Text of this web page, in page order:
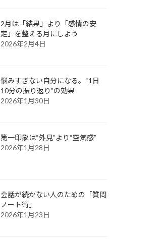
2月は「結果」より「感情の安
定」を整える月にしよう
2026年2月4日
悩みすぎない自分になる。“1日
10分の振り返り”の効果
2026年1月30日
第一印象は“外見”より“空気感”
2026年1月28日
会話が続かない人のための「質問
ノート術」
2026年1月23日